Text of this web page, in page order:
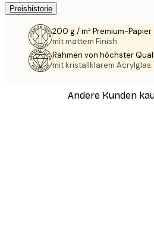
Preishistorie
200 g / m² Premium-Papier
mit mattem Finish.
Rahmen von höchster
mit kristallklarem Acrylglas.
Andere Kunden